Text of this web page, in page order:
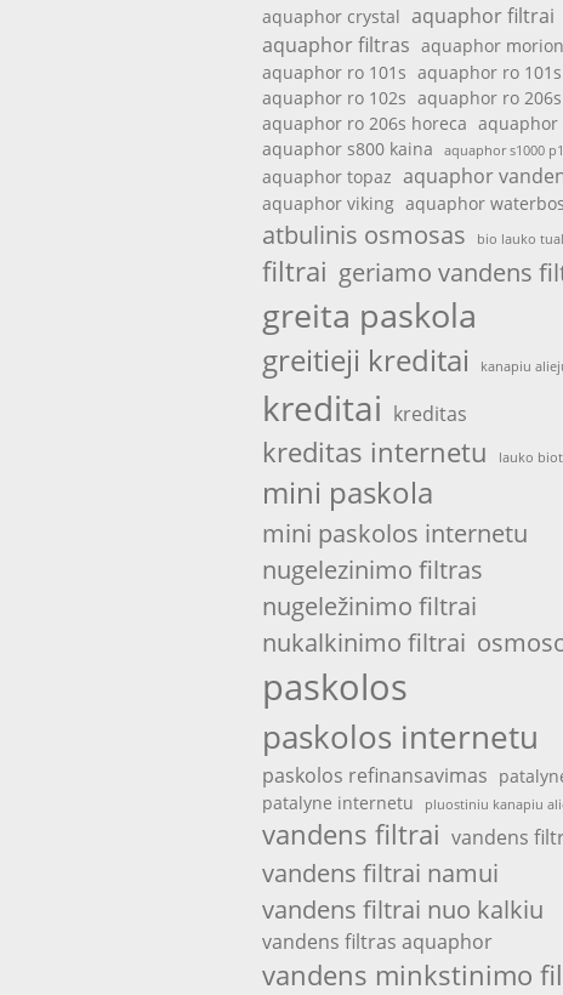
aquaphor crystal aquaphor filtrai
aquaphor filtras aquaphor morion
aquaphor ro 101s aquaphor ro
aquaphor ro 102s aquaphor ro 206s
aquaphor ro 206s horeca aquaphor
aquaphor s800 kaina
aquaphor s1000 p1
aquaphor topaz aquaphor
aquaphor viking aquaphor
atbulinis osmosas bio lauko
filtrai geriamo vandens
greita paskola
greitieji kreditai kanapiu
kreditai kreditas
kreditas internetu lauko
mini paskola
mini paskolos internetu
nugelezinimo filtras
nugeležinimo filtrai
nukalkinimo filtrai
paskolos
paskolos internetu
paskolos refinansavimas
patalyne internetu
pluostiniu kanapiu
vandens filtrai vandens
vandens filtrai namui
vandens filtrai nuo kalkiu
vandens filtras aquaphor
vandens minkstinimo